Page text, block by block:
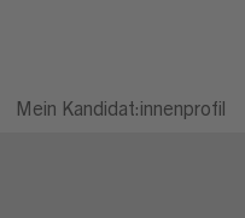
Mein Kandidat:innenprofil